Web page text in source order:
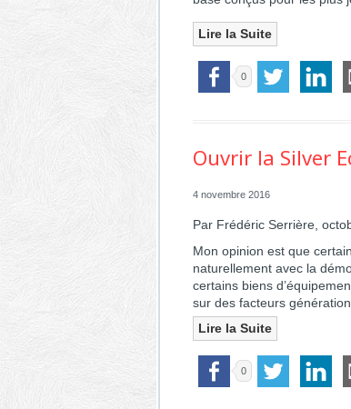
Lire la Suite
0
Ouvrir la Silver
4 novembre 2016
Par Frédéric Serrière,
Mon opinion est que
naturellement avec la
certains biens
sur des facteurs
Lire la Suite
0